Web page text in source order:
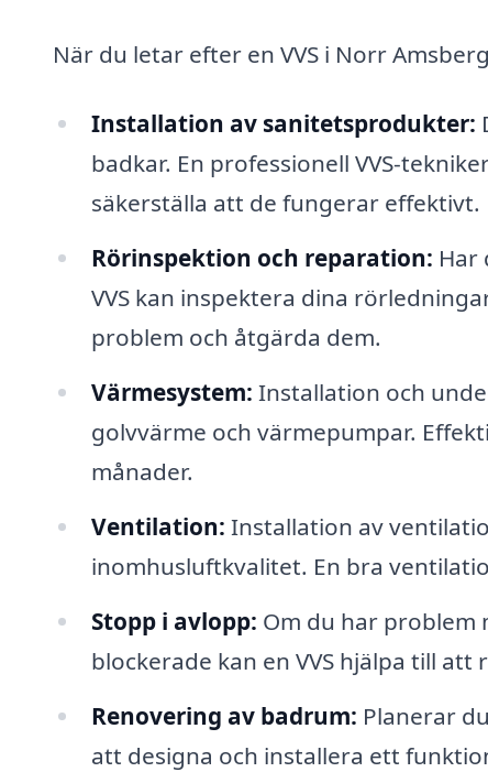
När du letar efter en VVS i Norr
Installation av sanitetsprodukter:
badkar. En professionell VVS-
säkerställa att de fungerar effektivt.
Rörinspektion och reparation: Har
VVS kan inspektera dina
problem och åtgärda dem.
Värmesystem: Installation och
golvvärme och värmepumpar.
månader.
Ventilation: Installation av
inomhusluftkvalitet. En bra
Stopp i avlopp: Om du har problem
blockerade kan en VVS hjälpa till
Renovering av badrum: Planerar
att designa och installera ett